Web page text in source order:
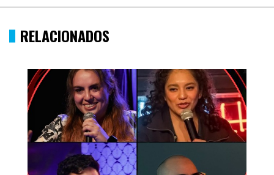
RELACIONADOS